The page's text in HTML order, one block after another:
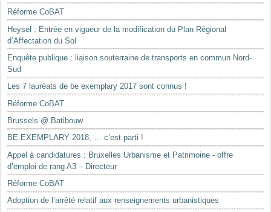
Réforme CoBAT
Heysel : Entrée en vigueur de la modification du Plan Régional
d’Affectation du Sol
Enquête publique : liaison souterraine de transports en commun Nord-
Sud
Les 7 lauréats de be exemplary 2017 sont connus !
Réforme CoBAT
Brussels @ Batibouw
BE.EXEMPLARY 2018, … c’est parti !
Appel à candidatures : Bruxelles Urbanisme et Patrimoine - offre
d’emploi de rang A3 – Directeur
Réforme CoBAT
Adoption de l’arrêté relatif aux renseignements urbanistiques